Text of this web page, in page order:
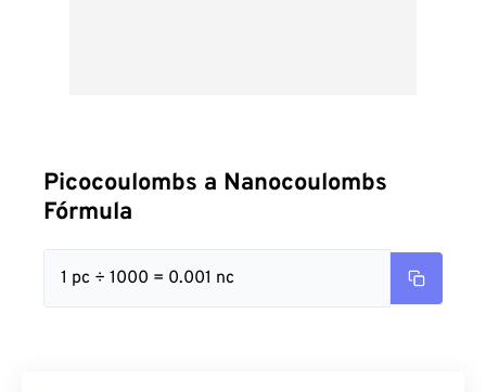
Picocoulombs a Nanocoulombs
Fórmula
1 pc ÷ 1000 = 0.001 nc